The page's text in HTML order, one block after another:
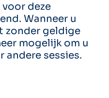
deze
Wanneer u
zonder geldige
mogelijk om u
andere sessies.